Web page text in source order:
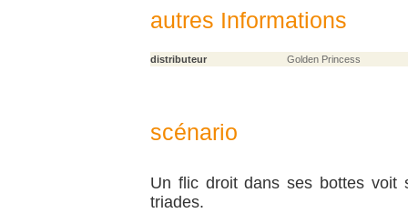
autres Informations
distributeur Golden Princess
scénario
Un flic droit dans ses bottes voit
triades.